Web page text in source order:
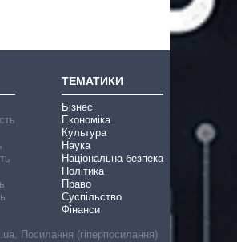
ТЕМАТИКИ
Бізнес
Економіка
Культура
Наука
Національна безпека
Політика
Право
Суспільство
Фінанси
Посилання (гіперпосилання)